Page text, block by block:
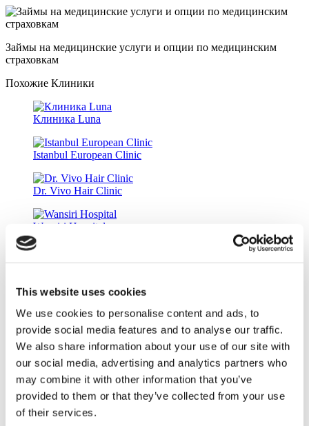
This website uses cookies
We use cookies to personalise content and ads, to
provide social media features and to analyse our traffic.
We also share information about your use of our site with
our social media, advertising and analytics partners who
may combine it with other information that you’ve
provided to them or that they’ve collected from your use
of their services.
Займы на медицинские услуги и опции по медицинским
страховкам
Похожие Клиники
Клиника Luna
Istanbul European Clinic
Dr. Vivo Hair Clinic
Wansiri Hospital
Kamol Cosmetic Hospital
Мемориальный госпиталь Шишли
Университетский госпиталь Medipol
Клиника Estethica Atasehir
Клиника Estepalace